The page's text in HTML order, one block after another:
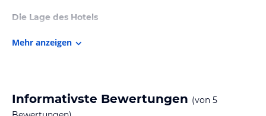
Die Lage des Hotels
Strand entfernt.
Doppelbetten plus ein Zustell- Bett.
Mehr anzeigen
Informativste Bewertungen (von 5